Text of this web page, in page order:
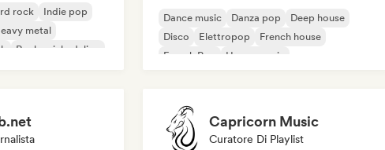
rock
Indie pop
metal
Rock psichedelico
Dance music Danza pop
Deep house
Disco
Elettropop
French house
French Pop
House music
Capricorn Music
Curatore Di Playlist